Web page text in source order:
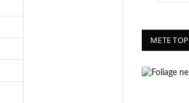
METE TOP